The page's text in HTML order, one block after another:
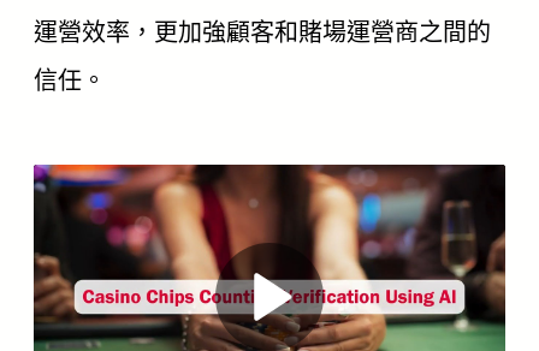
運營效率，更加強顧客和賭場運營商之間的
信任。
Play